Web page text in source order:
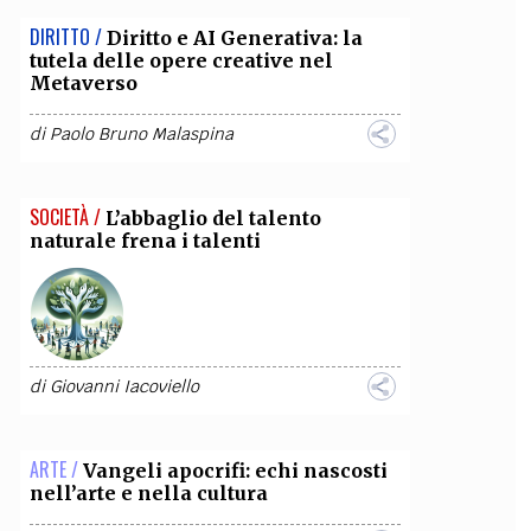
COLLABORA CON NOI
DIRITTO / Diritto e AI Generativa: la
tutela delle opere creative nel
Metaverso
diPaolo Bruno Malaspina
SOCIETÀ / L’abbaglio del talento
naturale frena i talenti
diGiovanni Iacoviello
ARTE / Vangeli apocrifi: echi nascosti
nell’arte e nella cultura